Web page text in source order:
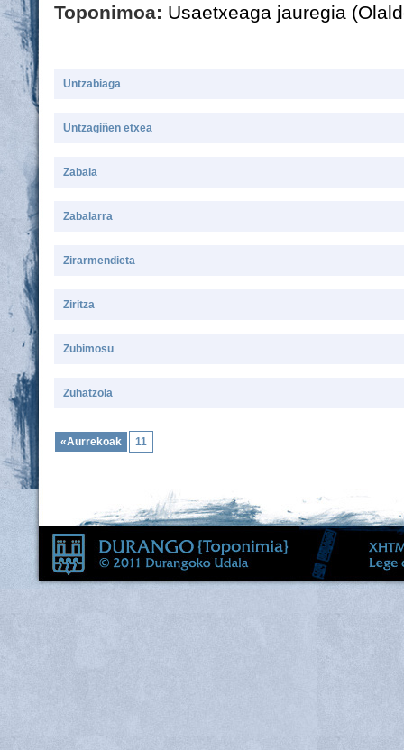
Toponimoa: Usaetxeaga jauregia
Untzabiaga
Untzagiñen etxea
Zabala
Zabalarra
Zirarmendieta
Ziritza
Zubimosu
Zuhatzola
«Aurrekoak 11